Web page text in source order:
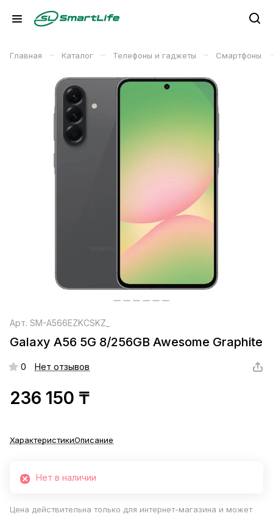
Главная – Каталог – Телефоны и гаджеты – Смартфоны
Арт. SM-A566EZKCSKZ_
Galaxy A56 5G 8/256GB Awesome Graphite
0 Нет отзывов
236 150 ₸
ХарактеристикиОписание
Нет в наличии
Цена действительна только для интернет-магазина и может